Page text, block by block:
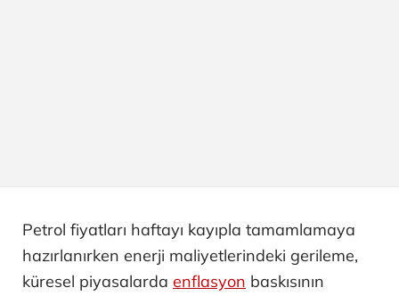
Petrol fiyatları haftayı kayıpla tamamlamaya
hazırlanırken enerji maliyetlerindeki gerileme,
küresel piyasalarda enflasyon baskısının